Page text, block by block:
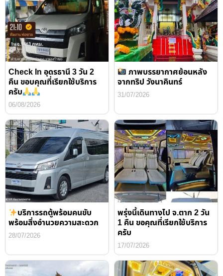
Check In อุดรธานี 3 วัน 2
คืน ขอบคุณที่เรียกใช้บริการ
ครับ
06/08/2026
ภาพบรรยากาศย้อนหลัง
จากทริป วังนาคินทร์
31/07/2026
บริการรถตู้พร้อมคนขับ
พร้อมสิ่งอำนวยความสะดวก
28/07/2026
พรุ่งนี้เดินทางไป จ.ตาก 2 วัน
1 คืน ขอคุณที่เรียกใช้บริการ
ครับ
17/07/2026